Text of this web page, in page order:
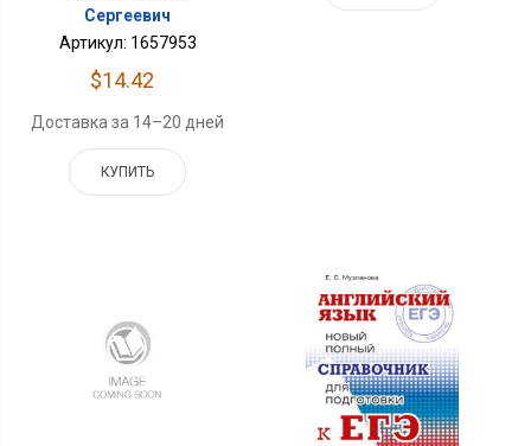
Сергеевич
Артикул: 1657953
$14.42
Доставка за 14–20 дней
КУПИТЬ